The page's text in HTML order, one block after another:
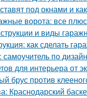
под окнами и
ворота: все
и виды
как сделать
по
для интерьера от
брус против
Краснодарский